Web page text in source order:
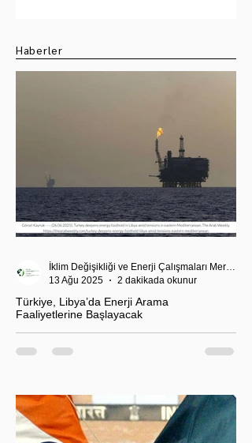
Haberler
Türkiye, Libya’da Enerji Arama
Faaliyetlerine Başlayacak
T.C. Enerji ve Tabii Kaynaklar Bakanı Alparslan
Bayraktar’ın duyurduğu Libya karasularında sismik
çekiyor.
İklim Değişikliği ve Enerji Çalışmaları Merkezi
13 Ağu 2025
2 dakikada okunur